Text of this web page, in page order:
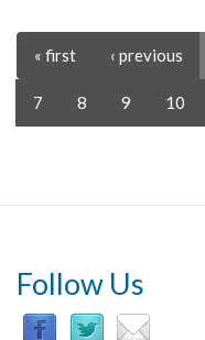
reputazione
organizzativa
cluster
di
piccole
un
simulatore
centri
diurni
psichiatria
nel
« first ‹ previous
7 8 9 10
Follow Us